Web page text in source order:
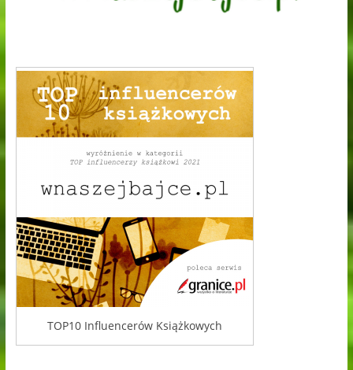
TOP10 Influencerów Książkowych